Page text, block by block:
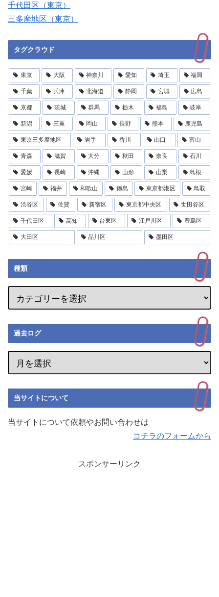
千代田区（東京）
三多摩地区（東京）
タグクラウド
東京 大阪 神奈川 愛知 埼玉 福岡
千葉 兵庫 北海道 静岡 宮城 広島
京都 茨城 群馬 栃木 福島 岐阜
新潟 三重 岡山 長野 熊本 鹿児島
東京三多摩地区 岩手 香川 山口 富山
青森 滋賀 大分 秋田 奈良 石川
愛媛 長崎 沖縄 山形 山梨 島根
宮崎 福井 和歌山 徳島 東京都港区 鳥取
渋谷区 佐賀 新宿区 東京都中央区 世田谷区
千代田区 高知 台東区 江戸川区 豊島区
大田区 品川区 墨田区
種類
過去ログ
当サイトについて
当サイトについて依頼やお問い合わせは
コチラのフォームから
スポンサーリンク